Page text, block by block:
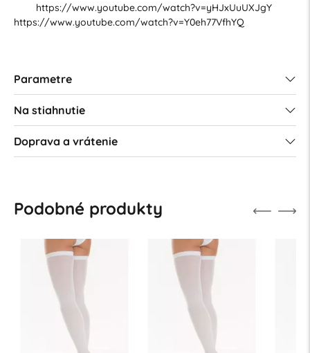
https://www.youtube.com/watch?v=yHJxUuUXJgY
https://www.youtube.com/watch?v=Y0eh77VfhYQ
Parametre
Na stiahnutie
Doprava a vrátenie
Podobné produkty